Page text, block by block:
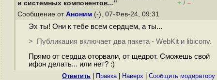
и системных компонентов..."
+ / –
Сообщение от Аноним (-), 07-Фев-24, 09:31
Эх ты! Они к тебе всем сердцем, а ты...
> Публикация включает два пакета - WebKit и libiconv.
Прямо от сердца оторвали, от щедрот. Сможешь свой
ифон делать... или нет? :)
Ответить Правка| Наверх Cообщить модератору